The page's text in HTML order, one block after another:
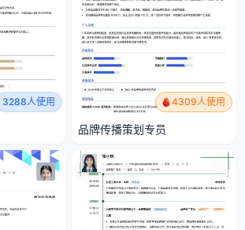
3288人使用 4309人使用
品牌传播策划专员